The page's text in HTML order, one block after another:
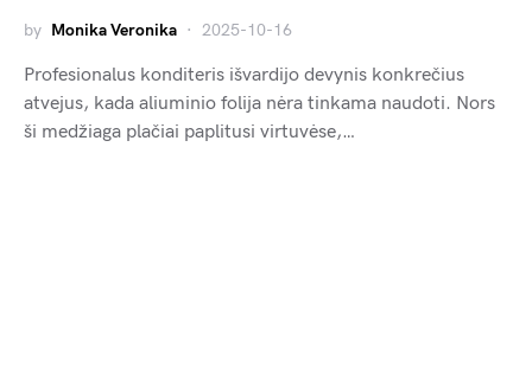
by Monika Veronika 2025-10-16
Profesionalus konditeris išvardijo devynis konkrečius
atvejus, kada aliuminio folija nėra tinkama naudoti. Nors
ši medžiaga plačiai paplitusi virtuvėse,…